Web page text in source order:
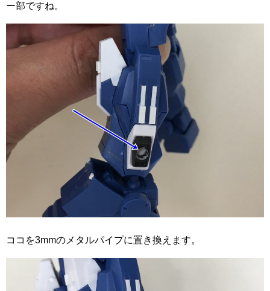
ー部ですね。
ココを3mmのメタルパイプに置き換えます。